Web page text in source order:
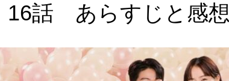
16話 あらすじと感想